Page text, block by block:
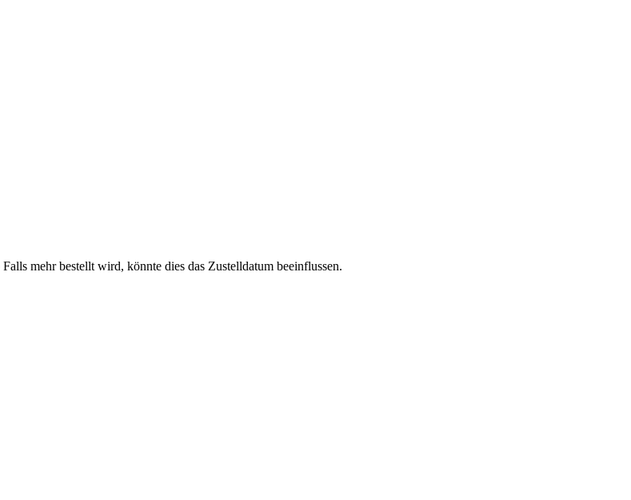
mehr bestellt wird, könnte dies das Zustelldatum beeinflussen.